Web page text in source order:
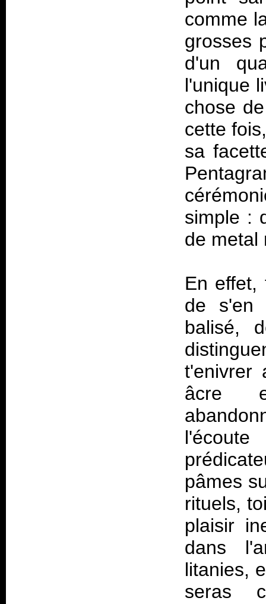
comme
grosses
d'un
l'unique
chose
cette
sa
simple :
de metal
En effet,
de s'en
balisé,
t'enivrer
âcre
pâmes
rituels,
plaisir
dans
litanies,
seras